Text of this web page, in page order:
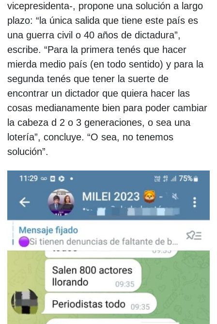
vicepresidenta-, propone una solución a largo
plazo: “la única salida que tiene este país es
una guerra civil o 40 años de dictadura”,
escribe. “Para la primera tenés que hacer
mierda medio país (en todo sentido) y para la
segunda tenés que tener la suerte de
encontrar un dictador que quiera hacer las
cosas medianamente bien para poder cambiar
la cabeza d 2 o 3 generaciones, o sea una
lotería”, concluye. “O sea, no tenemos
solución”.